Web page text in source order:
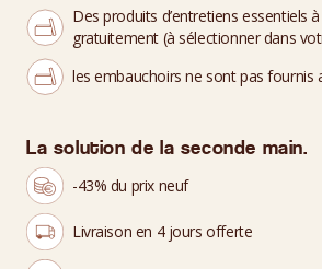
Des produits d’entretiens essentiels
gratuitement (à sélectionner dans
les embauchoirs ne sont pas fournis
La solution de la seconde main.
-43% du prix neuf
Livraison en 4 jours offerte